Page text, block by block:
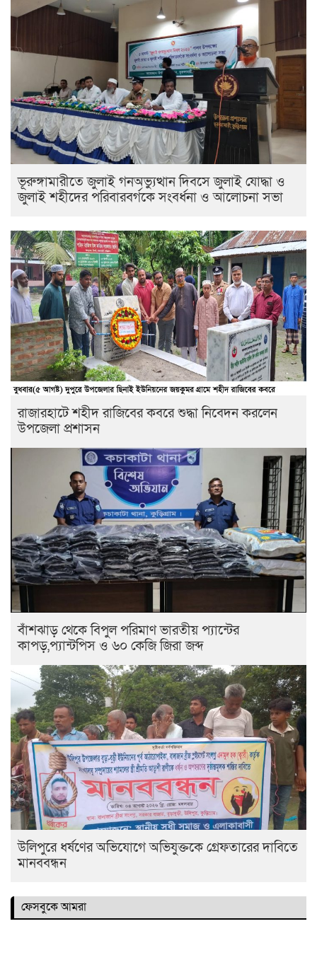
ভূরুঙ্গামারীতে জুলাই গনঅভ্যুত্থান দিবসে জুলাই যোদ্ধা ও
জুলাই শহীদের পরিবারবর্গকে সংবর্ধনা ও আলোচনা সভা
রাজারহাটে শহীদ রাজিবের কবরে শুদ্ধা নিবেদন করলেন
উপজেলা প্রশাসন
বাঁশঝাড় থেকে বিপুল পরিমাণ ভারতীয় প্যান্টের
কাপড়,প্যান্টপিস ও ৬০ কেজি জিরা জব্দ
উলিপুরে ধর্ষণের অভিযোগে অভিযুক্তকে গ্রেফতারের দাবিতে
মানববন্ধন
ফেসবুকে আমরা